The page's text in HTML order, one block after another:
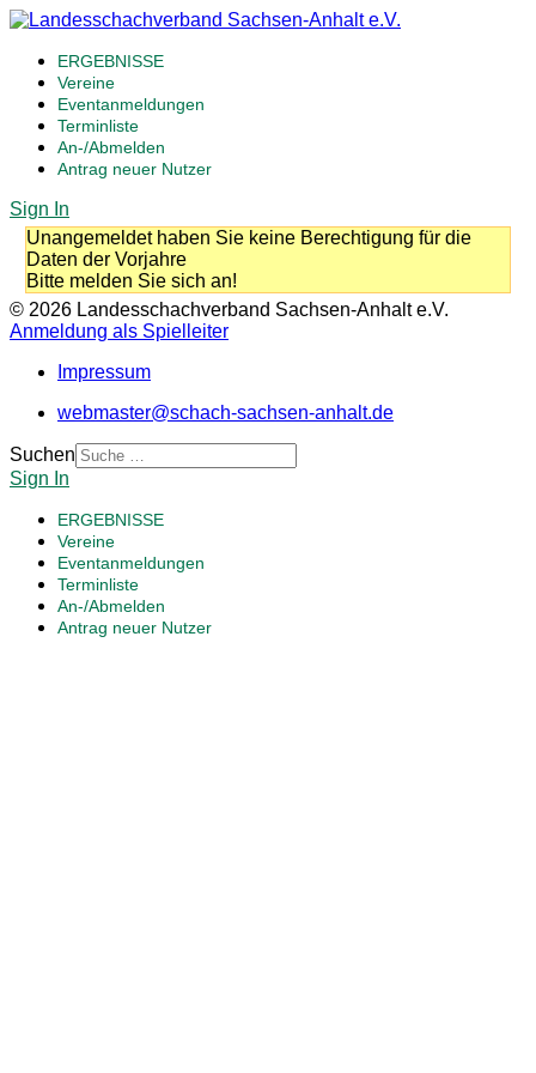
ERGEBNISSE
Vereine
Eventanmeldungen
Terminliste
An-/Abmelden
Antrag neuer Nutzer
Sign In
Unangemeldet haben Sie keine Berechtigung für die
Daten der Vorjahre
Bitte melden Sie sich an!
© 2026 Landesschachverband Sachsen-Anhalt e.V.
Anmeldung als Spielleiter
Impressum
webmaster@schach-sachsen-anhalt.de
Suchen
Sign In
ERGEBNISSE
Vereine
Eventanmeldungen
Terminliste
An-/Abmelden
Antrag neuer Nutzer